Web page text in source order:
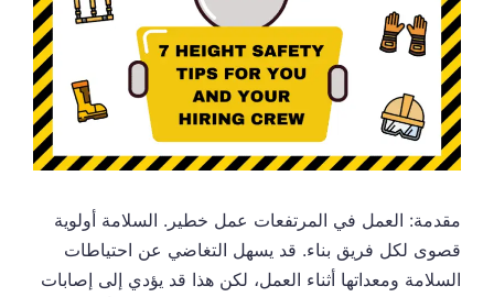
مقدمة: العمل في المرتفعات عمل خطير. السلامة أولوية
قصوى لكل فريق بناء. قد يسهل التغاضي عن احتياطات
السلامة ومعداتها أثناء العمل، لكن هذا قد يؤدي إلى إصابات